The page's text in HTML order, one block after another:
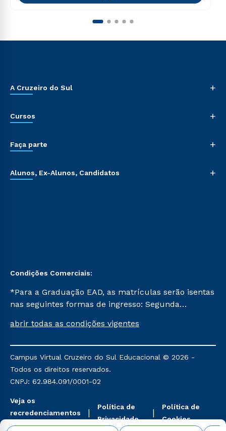
A Cruzeiro do Sul +
Cursos +
Faça parte +
Alunos, Ex-Alunos, Candidatos +
Condições Comerciais:
*Para a Graduação EAD, as matrículas serão isentas
nas seguintes formas de ingresso: Segunda
Já para as demais, a taxa de matrícula será de R$
mencionadas são referentes aos cursos: Ensino
Religioso, Geografia para a Docência e Metodologia
do Ensino de História: Questões Atuais.
abrir todas as condições vigentes
Campus Virtual Cruzeiro do Sul Educacional © 2026 -
Todos os direitos reservados.
CNPJ: 62.984.091/0001-02
Veja os
recredenciamentos
aqui
Política de
Privacidade
Política de
Cookies